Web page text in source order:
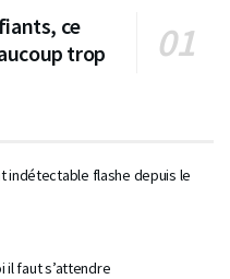
ce
trop
indétectable flashe depuis le
il faut s’attendre